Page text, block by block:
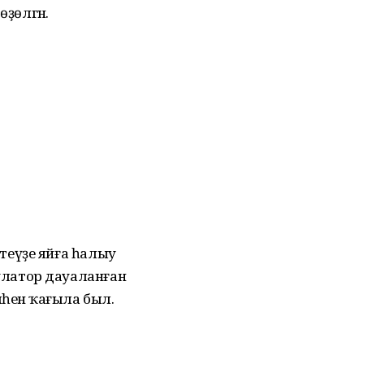
яйға һалыу
дауаланған
ҡағыла был.